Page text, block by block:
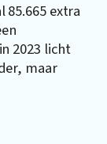
85.665 extra
2023 licht
maar